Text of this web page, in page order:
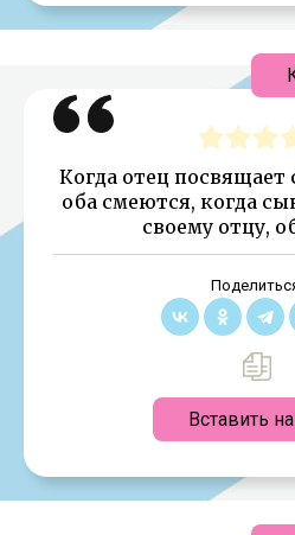
Когда отец посвящает
оба смеются, когда
своему отцу,
Вставить